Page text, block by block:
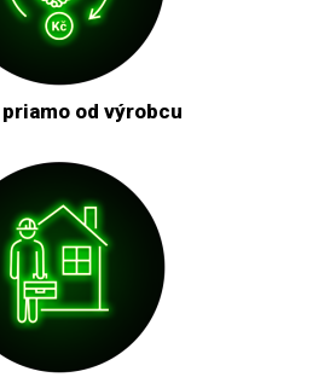
priamo od výrobcu